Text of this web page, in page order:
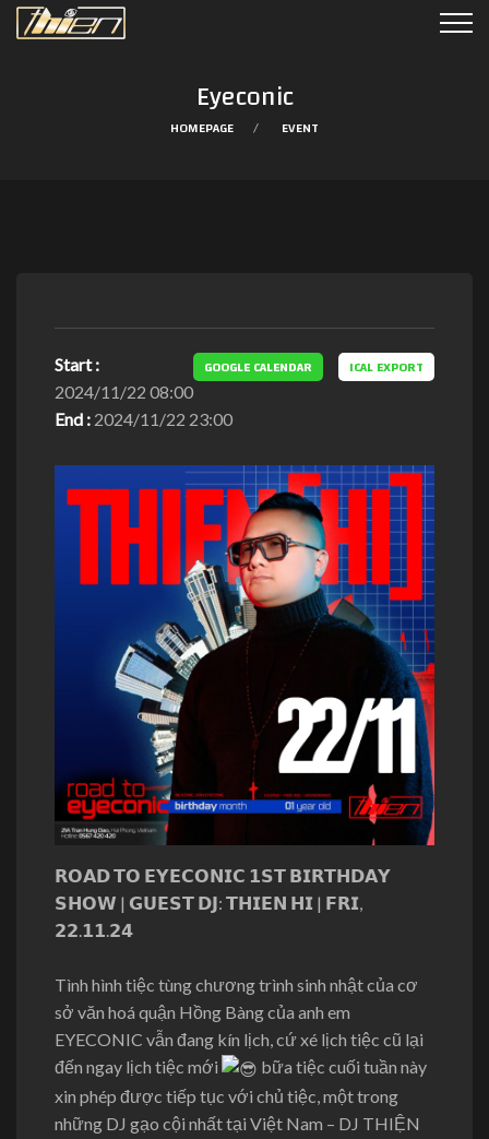
Eyeconic
HOMEPAGE EVENT
GOOGLE CALENDAR ICAL EXPORT
Start :
2024/11/22 08:00
End : 2024/11/22 23:00
𝗥𝗢𝗔𝗗 𝗧𝗢 𝗘𝗬𝗘𝗖𝗢𝗡𝗜𝗖 𝟭𝗦𝗧 𝗕𝗜𝗥𝗧𝗛𝗗𝗔𝗬
𝗦𝗛𝗢𝗪 | 𝗚𝗨𝗘𝗦𝗧 𝗗𝗝: 𝗧𝗛𝗜𝗘𝗡 𝗛𝗜 | 𝗙𝗥𝗜,
𝟮𝟮.𝟭𝟭.𝟮𝟰
Tình hình tiệc tùng chương trình sinh nhật của cơ
sở văn hoá quận Hồng Bàng của anh em
EYECONIC vẫn đang kín lịch, cứ xé lịch tiệc cũ lại
đến ngay lịch tiệc mới
bữa tiệc cuối tuần này
xin phép được tiếp tục với chủ tiệc, một trong
những DJ gạo cội nhất tại Việt Nam – DJ THIỆN